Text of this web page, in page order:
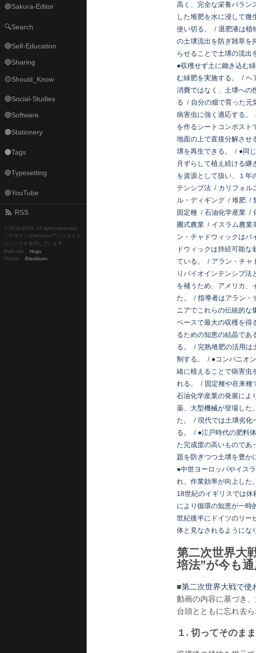
🟢Sakura-Editor
🔍Search
🔴Self-Education
🔵Sharing
🟡Should_Know
🔵Social-Studies
🔵Software
🟠Stationery
⚫Tags
🟢Typesetting
🟢YouTube
RSS
© 2016-2026. All rights reserved.
このサイトはAmazonアソシエイト
のリンクを使用しています。
Built with
Hugo
Theme
Blackburn
高く、完全な栄養バラン
した堆肥を水に浸して微
使い切る。
/ 退肥液は植
の土壌流出を防ぎ雑草を
らせることで土壌の流出
●収穫せず土に鋤き込む
む緑肥を実施する。
/ ヘ
消費ではなく、土壌への
る / 自分の畑で育った元
病害虫に強く適応する。
を作るシートコンポスト
地面の上で直接分解させ
壌を再生できる。
/ ●同
月ずらして植え続ける継
を資源として扱い、１年
テンシブ法/ カリフォル
ル・ディギング/ 堆肥/
固定種/ 石油化学産業/
圃式農業/ イスラム農業
ン・チャドウィックはバ
ドウィックは持続可能な
ている。
/ アラン・チャ
りバイオインテンシブ法
を補うため、アメリカ、
た。
/ 指導者はアラン・
ニアでこれらの伝統的な
ペースで最大の収穫を得
るための知恵の結晶であ
る。
/ 完熟堆肥の活用は
制する。
/ ●コンパニオ
緒に植えることで病害虫
れる。
/ 固定種や在来種
石油化学産業の発展によ
薬、大型機械が登場した。
た。
/ 現代では土壌劣化
る。
/ ●江戸時代の肥料
た完成度の高いものであ
題を防ぎつつ土壌を豊か
●中世ヨーロッパやイス
れ、作業効率が向上した。
18世紀のイギリスでは休
により循環の知恵が一時
世紀後半にドイツのリー
体と見なされるようにな
第二次世界大
培法”が今も
■第二次世界大戦で使
動画の内容に基づき
台頭とともに忘れ去
１. 切ってそのま